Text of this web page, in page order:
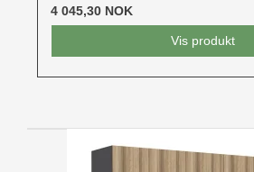
4 045,30 NOK
Vis produkt